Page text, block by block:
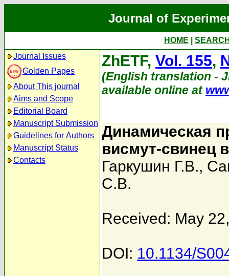
Journal of
HOME
Journal Issues
Golden Pages
About This journal
Aims and Scope
Editorial Board
Manuscript Submission
Guidelines for Authors
Manuscript Status
Contacts
ZhETF, Vol. 155,
(English translation -
available online at
Динамическая
висмут-свинец
Гаркушин Г.В.,
С.В.
Received: May
DOI: 10.1134/